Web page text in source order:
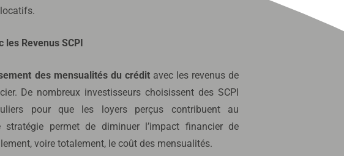
les Revenus SCPI
des mensualités du créditavec les revenus de
De nombreux investisseurs choisissent des SCPI
pour que les loyers perçus contribuent au
stratégie permet de diminuer l’impact financier de
voire totalement, le coût des mensualités.